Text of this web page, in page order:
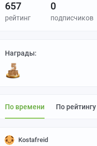
657
рейтинг
0
подписчиков
Награды:
По времени По рейтингу
Kostafreid